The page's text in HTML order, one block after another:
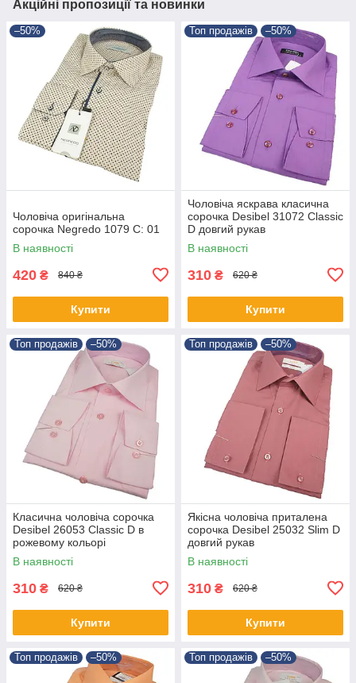
Акційні пропозиції та новинки
–50%
Чоловіча оригінальна
сорочка Negredo 1079 C: 01
В наявності
420 ₴ 840 ₴
Купити
Топ продажів –50%
Чоловіча яскрава класична
сорочка Desibel 31072 Classic
D довгий рукав
В наявності
310 ₴ 620 ₴
Купити
Топ продажів –50%
Класична чоловіча сорочка
Desibel 26053 Classic D в
рожевому кольорі
В наявності
310 ₴ 620 ₴
Купити
Топ продажів –50%
Якісна чоловіча приталена
сорочка Desibel 25032 Slim D
довгий рукав
В наявності
310 ₴ 620 ₴
Купити
Топ продажів –50% Топ продажів –50%